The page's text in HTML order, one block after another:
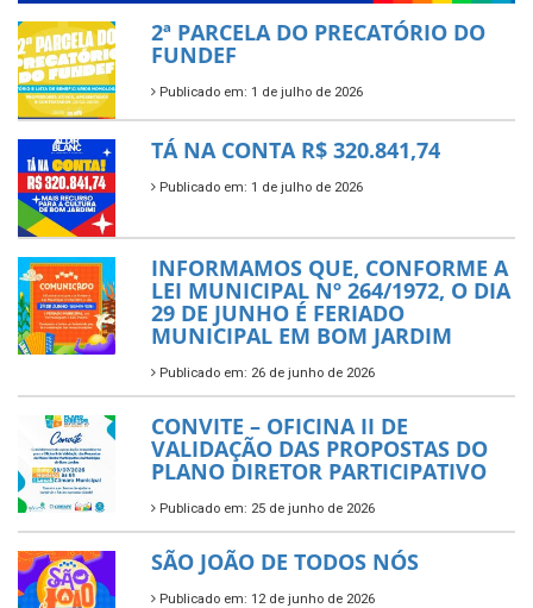
2ª PARCELA DO PRECATÓRIO DO
FUNDEF
Publicado em: 1 de julho de 2026
TÁ NA CONTA R$ 320.841,74
Publicado em: 1 de julho de 2026
INFORMAMOS QUE, CONFORME A
LEI MUNICIPAL Nº 264/1972, O DIA
29 DE JUNHO É FERIADO
MUNICIPAL EM BOM JARDIM
Publicado em: 26 de junho de 2026
CONVITE – OFICINA II DE
VALIDAÇÃO DAS PROPOSTAS DO
PLANO DIRETOR PARTICIPATIVO
Publicado em: 25 de junho de 2026
SÃO JOÃO DE TODOS NÓS
Publicado em: 12 de junho de 2026